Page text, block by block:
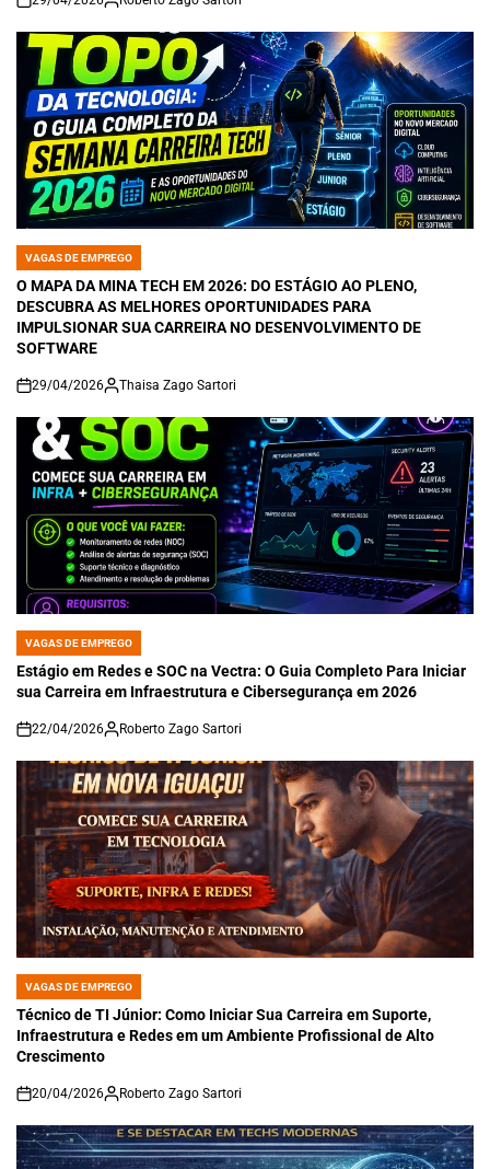
on
POSTED
IN
VAGAS DE EMPREGO
O MAPA DA MINA TECH EM 2026: DO ESTÁGIO AO PLENO,
DESCUBRA AS MELHORES OPORTUNIDADES PARA
IMPULSIONAR SUA CARREIRA NO DESENVOLVIMENTO DE
SOFTWARE
on
29/04/2026 Thaisa Zago Sartori
POSTED
IN
VAGAS DE EMPREGO
Estágio em Redes e SOC na Vectra: O Guia Completo Para Iniciar
sua Carreira em Infraestrutura e Cibersegurança em 2026
on
22/04/2026 Roberto Zago Sartori
POSTED
IN
VAGAS DE EMPREGO
Técnico de TI Júnior: Como Iniciar Sua Carreira em Suporte,
Infraestrutura e Redes em um Ambiente Profissional de Alto
Crescimento
on
20/04/2026 Roberto Zago Sartori